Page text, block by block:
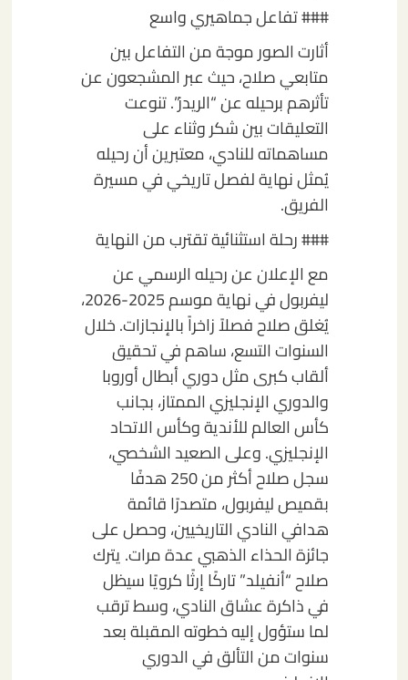
### تفاعل جماهيري واسع
أثارت الصور موجة من التفاعل بين
متابعي صلاح، حيث عبر المشجعون عن
تأثرهم برحيله عن “الريدز”. تنوعت
التعليقات بين شكر وثناء على
مساهماته للنادي، معتبرين أن رحيله
يُمثل نهاية لفصل تاريخي في مسيرة
الفريق.
### رحلة استثنائية تقترب من النهاية
مع الإعلان عن رحيله الرسمي عن
ليفربول في نهاية موسم 2025-2026،
يُغلق صلاح فصلاً زاخراً بالإنجازات. خلال
السنوات التسع، ساهم في تحقيق
ألقاب كبرى مثل دوري أبطال أوروبا
والدوري الإنجليزي الممتاز، بجانب
كأس العالم للأندية وكأس الاتحاد
الإنجليزي. وعلى الصعيد الشخصي،
سجل صلاح أكثر من 250 هدفًا
بقميص ليفربول، متصدرًا قائمة
هدافي النادي التاريخيين، وحصل على
جائزة الحذاء الذهبي عدة مرات. يترك
صلاح “أنفيلد” تاركًا إرثًا كرويًا سيظل
في ذاكرة عشاق النادي، وسط ترقب
لما ستؤول إليه خطوته المقبلة بعد
سنوات من التألق في الدوري